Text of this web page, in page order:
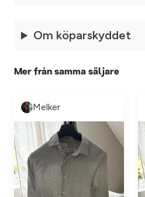
Om köparskyddet
Mer från samma säljare
Melker